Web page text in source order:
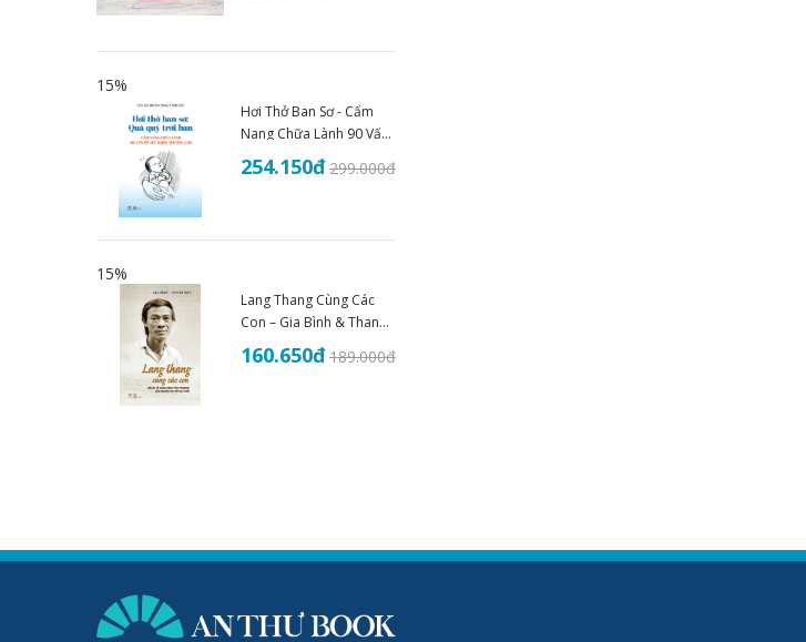
15%
Hơi Thở Ban Sơ - Cẩm
Nang Chữa Lành 90 Vấn
Đề Sức Khoẻ - THS.BS
Đoàn Nhật Trung (2025)
254.150đ299.000đ
15%
Lang Thang Cùng Các
Con – Gia Bình & Thanh
Nhã
160.650đ189.000đ